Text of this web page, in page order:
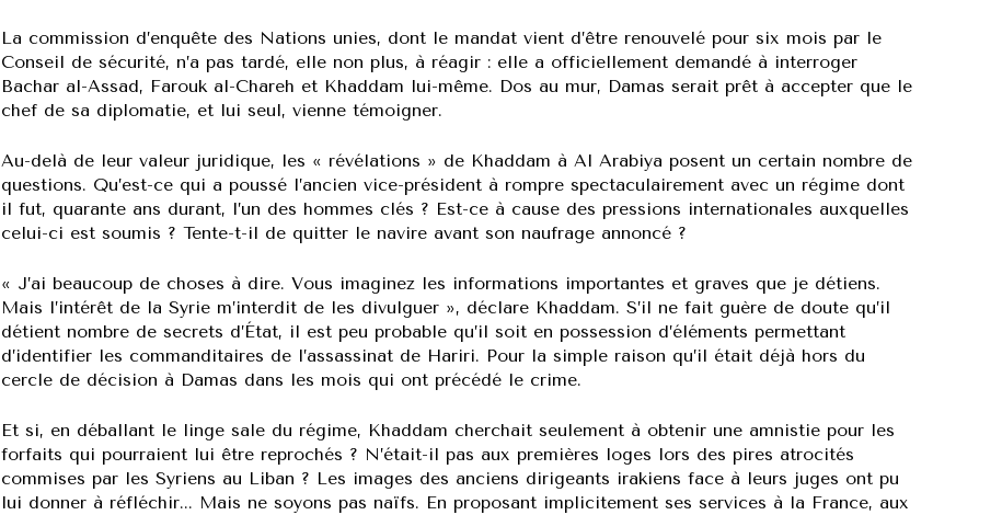
La commission d’enquête des Nations unies, dont le mandat vient d’être renouvelé pour six mois par le
Conseil de sécurité, n’a pas tardé, elle non plus, à réagir : elle a officiellement demandé à interroger
Bachar al-Assad, Farouk al-Chareh et Khaddam lui-même. Dos au mur, Damas serait prêt à accepter que le
chef de sa diplomatie, et lui seul, vienne témoigner.
Au-delà de leur valeur juridique, les « révélations » de Khaddam à Al Arabiya posent un certain nombre de
questions. Qu’est-ce qui a poussé l’ancien vice-président à rompre spectaculairement avec un régime dont
il fut, quarante ans durant, l’un des hommes clés ? Est-ce à cause des pressions internationales auxquelles
celui-ci est soumis ? Tente-t-il de quitter le navire avant son naufrage annoncé ?
« J’ai beaucoup de choses à dire. Vous imaginez les informations importantes et graves que je détiens.
Mais l’intérêt de la Syrie m’interdit de les divulguer », déclare Khaddam. S’il ne fait guère de doute qu’il
détient nombre de secrets d’État, il est peu probable qu’il soit en possession d’éléments permettant
d’identifier les commanditaires de l’assassinat de Hariri. Pour la simple raison qu’il était déjà hors du
cercle de décision à Damas dans les mois qui ont précédé le crime.
Et si, en déballant le linge sale du régime, Khaddam cherchait seulement à obtenir une amnistie pour les
forfaits qui pourraient lui être reprochés ? N’était-il pas aux premières loges lors des pires atrocités
commises par les Syriens au Liban ? Les images des anciens dirigeants irakiens face à leurs juges ont pu
lui donner à réfléchir... Mais ne soyons pas naïfs. En proposant implicitement ses services à la France, aux